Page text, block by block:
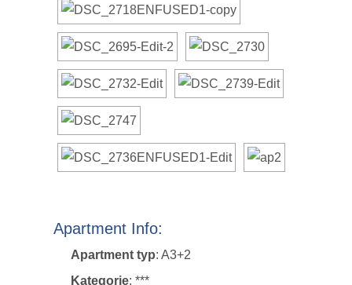
Apartment Info:
Apartment typ: A3+2
Kategorie: ***